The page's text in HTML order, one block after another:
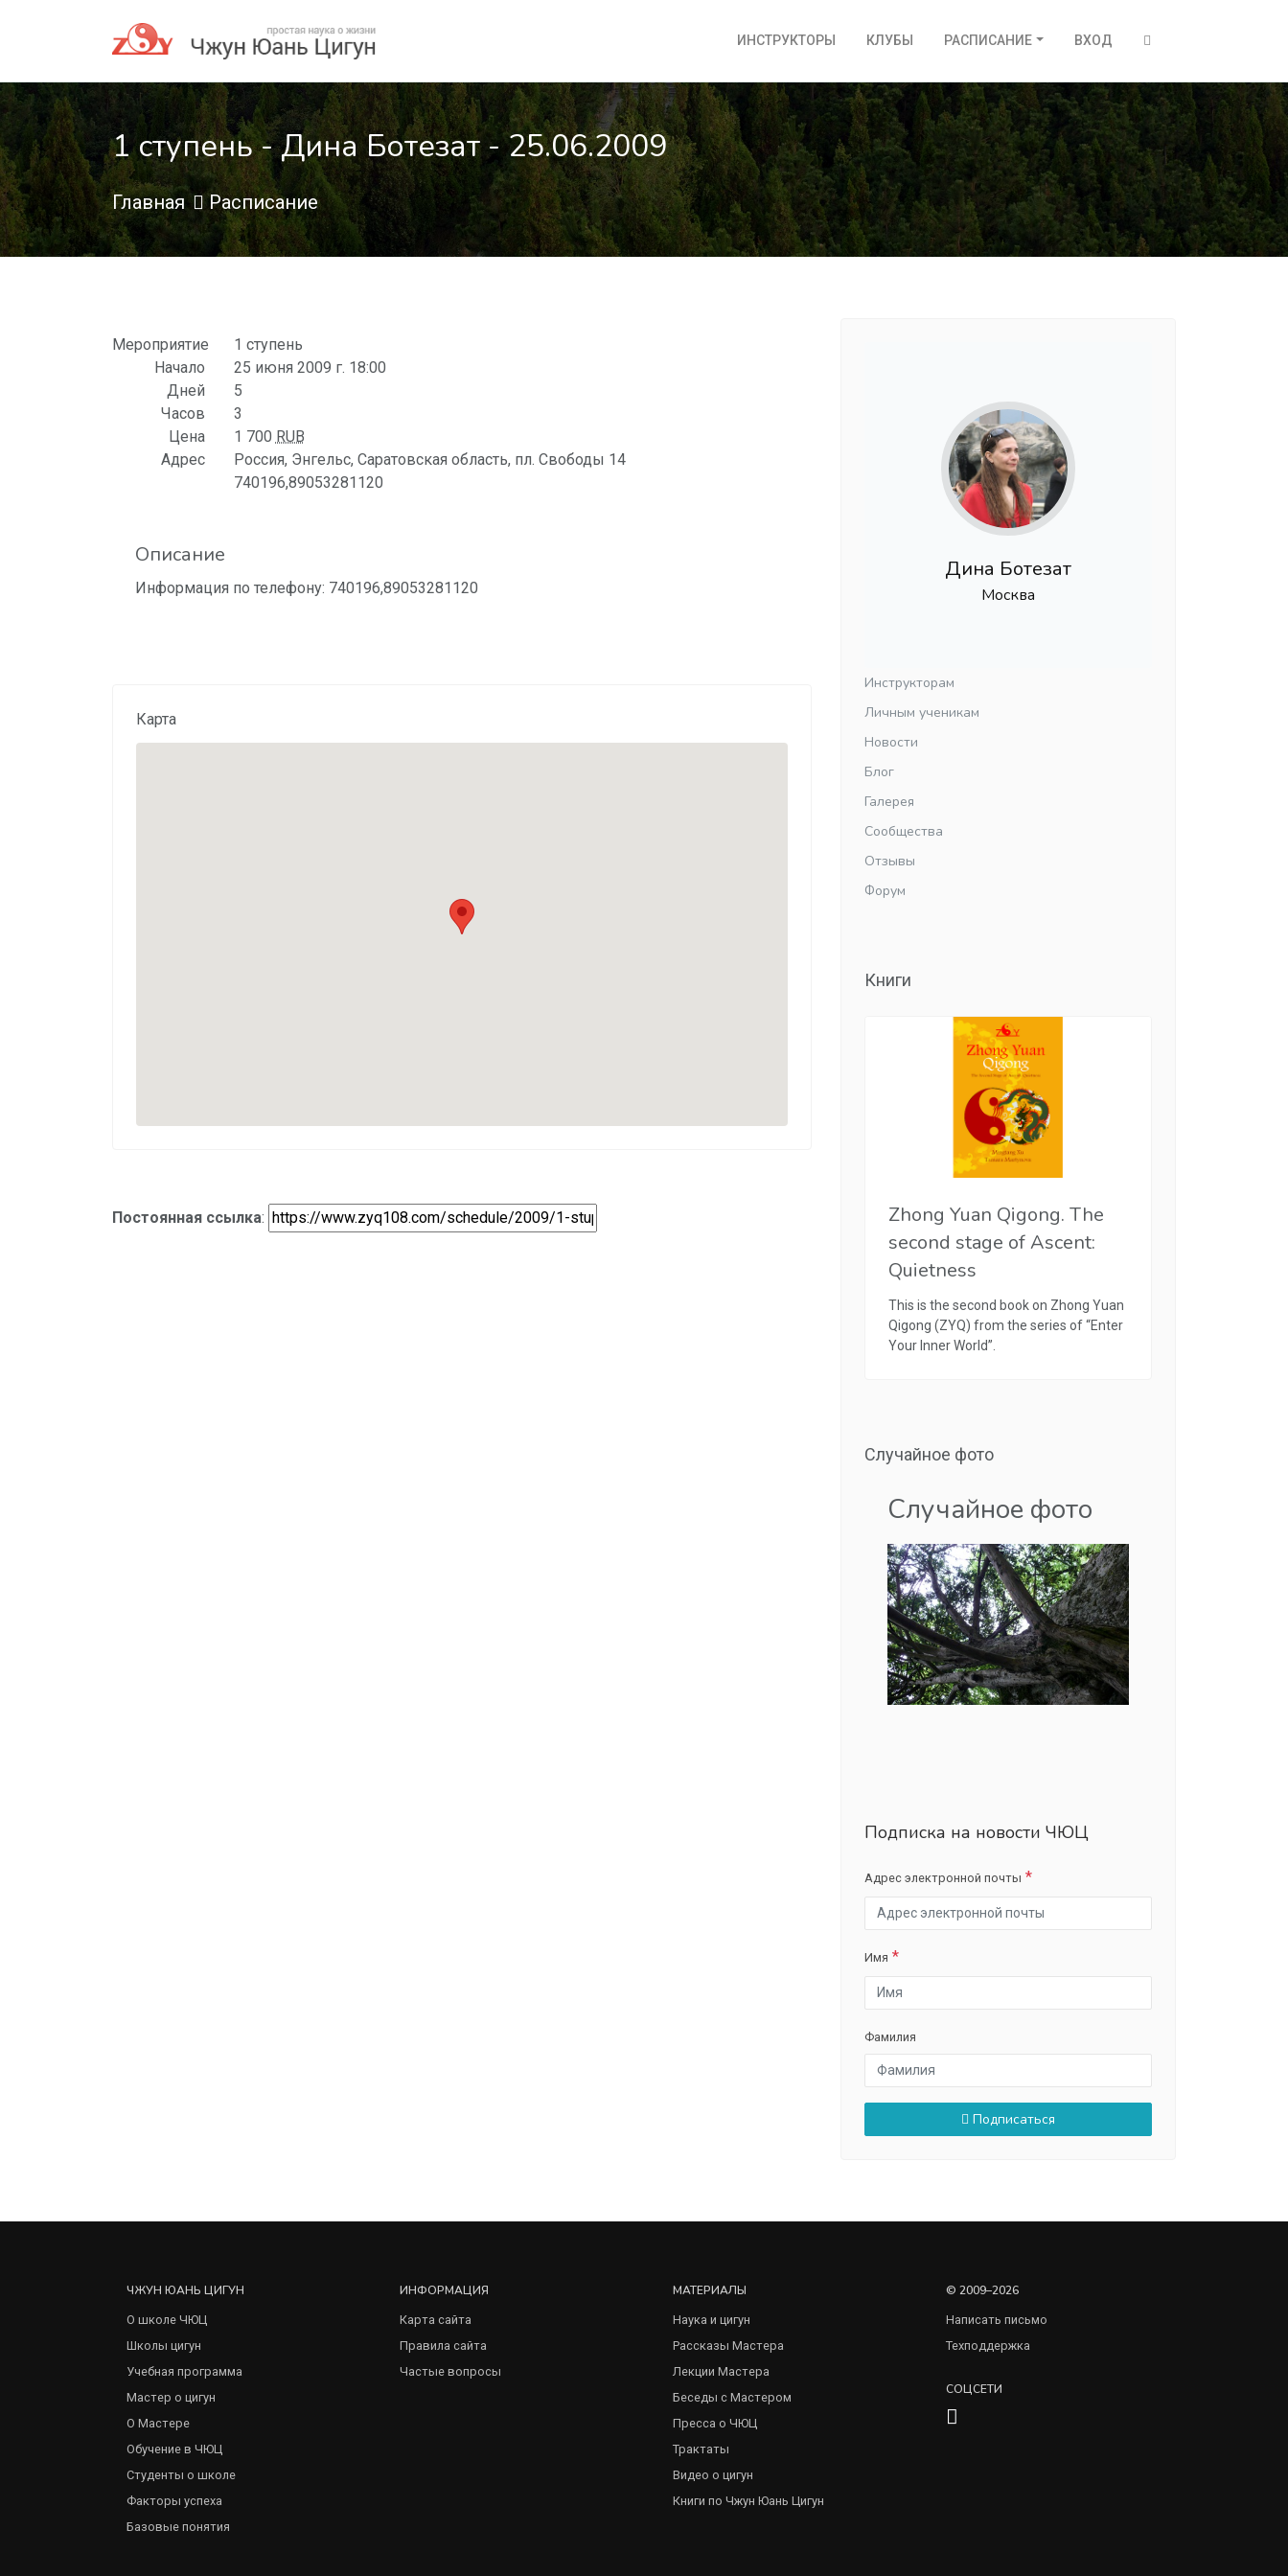
ИНСТРУКТОРЫ КЛУБЫ РАСПИСАНИЕ ВХОД
1 ступень - Дина Ботезат - 25.06.2009
Главная Расписание
Мероприятие
1 ступень
Начало
25 июня 2009 г. 18:00
Дней
5
Часов
3
Цена
1 700 RUB
Адрес
Россия, Энгельс, Саратовская область, пл. Свободы 14
740196,89053281120
Описание
Информация по телефону: 740196,89053281120
Карта
Постоянная ссылка:
Дина Ботезат
Москва
Инструкторам
Личным ученикам
Новости
Блог
Галерея
Сообщества
Отзывы
Форум
Книги
Zhong Yuan Qigong. The
second stage of Ascent:
Quietness
This is the second book on Zhong Yuan
Qigong (ZYQ) from the series of “Enter
Your Inner World”.
Случайное фото
Случайное фото
Подписка на новости ЧЮЦ
Адрес электронной почты
Имя
Фамилия
Подписаться
ЧЖУН ЮАНЬ ЦИГУН
О школе ЧЮЦ
Школы цигун
Учебная программа
Мастер о цигун
О Мастере
Обучение в ЧЮЦ
Студенты о школе
Факторы успеха
Базовые понятия
ИНФОРМАЦИЯ
Карта сайта
Правила сайта
Частые вопросы
МАТЕРИАЛЫ
Наука и цигун
Рассказы Мастера
Лекции Мастера
Беседы с Мастером
Пресса о ЧЮЦ
Трактаты
Видео о цигун
Книги по Чжун Юань Цигун
© 2009–2026
Написать письмо
Техподдержка
СОЦСЕТИ